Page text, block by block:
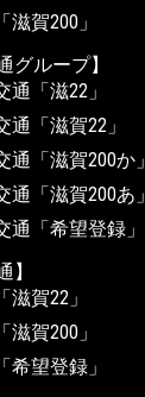
滋賀200」
グループ】
通「滋22」
通「滋賀22」
通「滋賀200か」
通「滋賀200あ」
通「希望登録」
】
滋賀22」
滋賀200」
希望登録」